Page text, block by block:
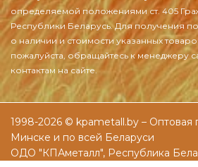
1998-2026 © kpametall.by – Оптовая
Минске и по всей Беларуси
ОДО "КПАметалл", Республика